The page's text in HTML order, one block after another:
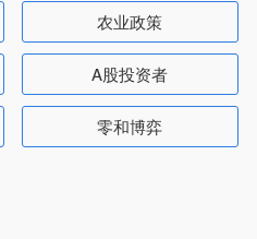
农业政策
A股投资者
零和博弈